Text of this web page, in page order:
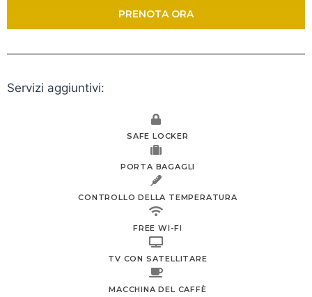
PRENOTA ORA
Servizi aggiuntivi:
SAFE LOCKER
PORTA BAGAGLI
CONTROLLO DELLA TEMPERATURA
FREE WI-FI
TV CON SATELLITARE
MACCHINA DEL CAFFÈ